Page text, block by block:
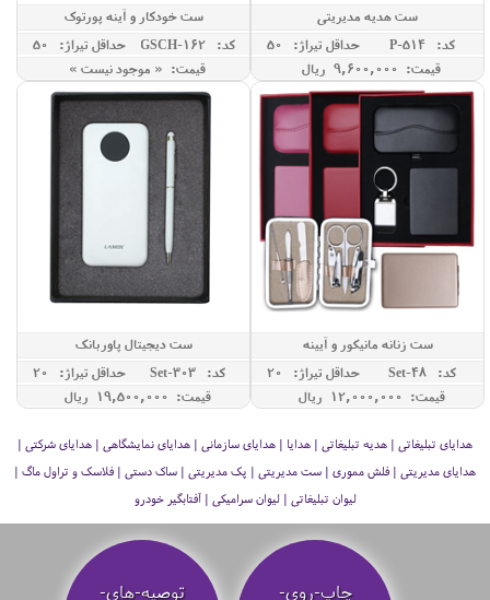
ست هدیه مدیریتی
کد: P-514
حداقل تيراژ: 50
قیمت: 9,600,000 ريال
ست خودکار و آینه پورتوک
کد: GSCH-162
حداقل تيراژ: 50
قیمت: « موجود نیست »
ست زنانه مانیکور و آیینه
کد: Set-48
حداقل تيراژ: 20
قیمت: 12,000,000 ريال
ست دیجیتال پاوربانک
کد: Set-303
حداقل تيراژ: 20
قیمت: 19,500,000 ريال
هدایای تبلیغاتی | هدیه تبلیغاتی | هدایا | هدایای سازمانی | هدایای نمایشگاهی | هدایای شرکتی |
هدایای مدیریتی | فلش مموری | ست مدیریتی | پک مدیریتی | ساک دستی | فلاسک و تراول ماگ |
لیوان تبلیغاتی | لیوان سرامیکی | آفتابگیر خودرو
چاپ-روی-
توصیه‌-های-